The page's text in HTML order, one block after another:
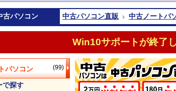
古パソコン 中古パソコン直販 中古ノートパ
Win10サポートが終了
(99)
で探す